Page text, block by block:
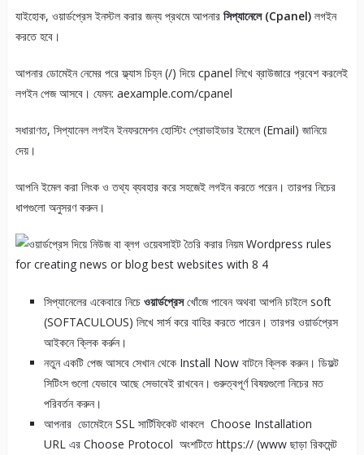
যাইহোক, ওয়ার্ডপ্রেস ইনস্টল করার জন্য প্রথমে আপনার সিপ্যানেলে (Cpanel)লগইন
করতে হবে।
আপনার ডোমেইন নেমের পরে ফ্ল্যাস চিহ্ন (/) দিয়ে cpanel লিখে ব্রাউজারে প্রবেশ করলেই
লগইন পেজ আসবে। যেমন: aexample.com/cpanel
সধারাণত, সিপ্যানেল লগইন ইনফরমেশন হোস্টিং প্রোভাইডার ইমেলে (Email) জানিয়ে
দেয়।
আপনি ইমেল করা লিংক ও তথ্য ব্যবহার করে সহজেই লগইন করতে পরেন। তারপর নিচের
ধাপগুলো অনুসরণ করুন।
সিপ্যানেলের একেবারে নিচে ওয়ার্ডপ্রেসখোঁজে পাবেন অথবা আপনি চাইলে soft
(SOFTACULOUS) লিখে সার্স করে বাহির করতে পারেন। তারপর ওয়ার্ডপ্রেস
আইকনে ক্লিক কর্রুন।
নতুন একটি পেজ আসবে সেখান থেকে Install Now বাটনে ক্লিক করুন। ডিফল্ট
সিটিংস গুলো যেভাবে আছে সেভাবেই রাখবেন। গুরুত্বপূর্ণ বিষয়গুলো নিচের মত
পরিবর্তন করুন।
আপনার ডোমেইনে SSL সার্টিফিকেট থাকলে Choose Installation
URL এর Choose Protocol অংশটিতে https:// (www ছাড়া রিকমেন্ট